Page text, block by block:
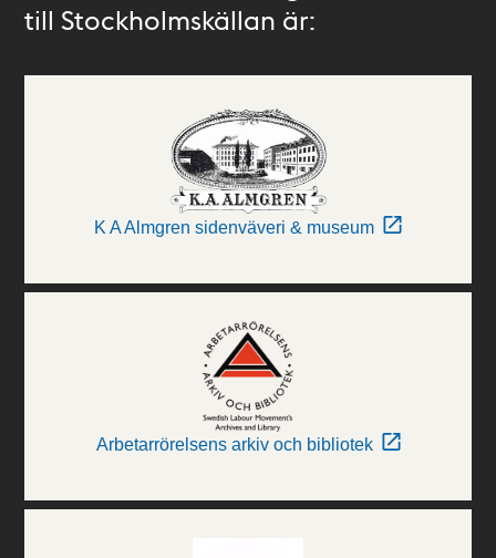
till Stockholmskällan är:
K A Almgren sidenväveri & museum
Arbetarrörelsens arkiv och bibliotek